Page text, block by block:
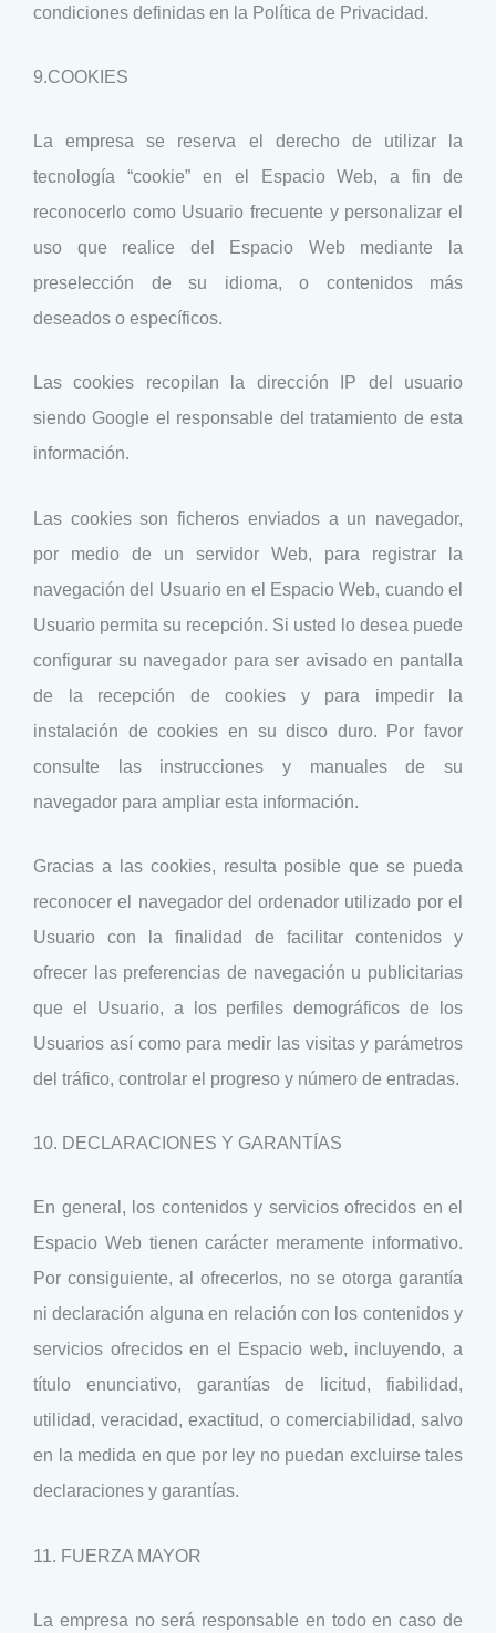
condiciones definidas en la Política de Privacidad.
9.COOKIES
La empresa se reserva el derecho de utilizar la
tecnología “cookie” en el Espacio Web, a fin de
reconocerlo como Usuario frecuente y personalizar el
uso que realice del Espacio Web mediante la
preselección de su idioma, o contenidos más
deseados o específicos.
Las cookies recopilan la dirección IP del usuario
siendo Google el responsable del tratamiento de esta
información.
Las cookies son ficheros enviados a un navegador,
por medio de un servidor Web, para registrar la
navegación del Usuario en el Espacio Web, cuando el
Usuario permita su recepción. Si usted lo desea puede
configurar su navegador para ser avisado en pantalla
de la recepción de cookies y para impedir la
instalación de cookies en su disco duro. Por favor
consulte las instrucciones y manuales de su
navegador para ampliar esta información.
Gracias a las cookies, resulta posible que se pueda
reconocer el navegador del ordenador utilizado por el
Usuario con la finalidad de facilitar contenidos y
ofrecer las preferencias de navegación u publicitarias
que el Usuario, a los perfiles demográficos de los
Usuarios así como para medir las visitas y parámetros
del tráfico, controlar el progreso y número de entradas.
10. DECLARACIONES Y GARANTÍAS
En general, los contenidos y servicios ofrecidos en el
Espacio Web tienen carácter meramente informativo.
Por consiguiente, al ofrecerlos, no se otorga garantía
ni declaración alguna en relación con los contenidos y
servicios ofrecidos en el Espacio web, incluyendo, a
título enunciativo, garantías de licitud, fiabilidad,
utilidad, veracidad, exactitud, o comerciabilidad, salvo
en la medida en que por ley no puedan excluirse tales
declaraciones y garantías.
11. FUERZA MAYOR
La empresa no será responsable en todo en caso de